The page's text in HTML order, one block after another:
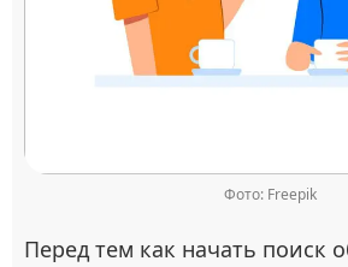
Фото: Freepik
Перед тем как начать поиск